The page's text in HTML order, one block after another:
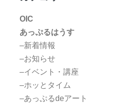
OIC
あっぷるはうす
–新着情報
–お知らせ
–イベント・講座
–ホッとタイム
–あっぷるdeアート